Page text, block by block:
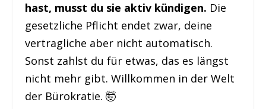
hast, musst du sie aktiv kündigen. Die
gesetzliche Pflicht endet zwar, deine
vertragliche aber nicht automatisch.
Sonst zahlst du für etwas, das es längst
nicht mehr gibt. Willkommen in der Welt
der Bürokratie. 🤯